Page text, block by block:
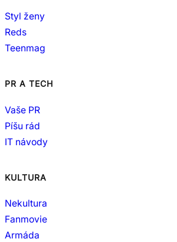
Styl ženy
Reds
Teenmag
PR A TECH
Vaše PR
Píšu rád
IT návody
KULTURA
Nekultura
Fanmovie
Armáda